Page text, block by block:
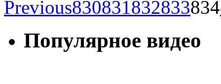
Previous830831832833834
Популярное видео